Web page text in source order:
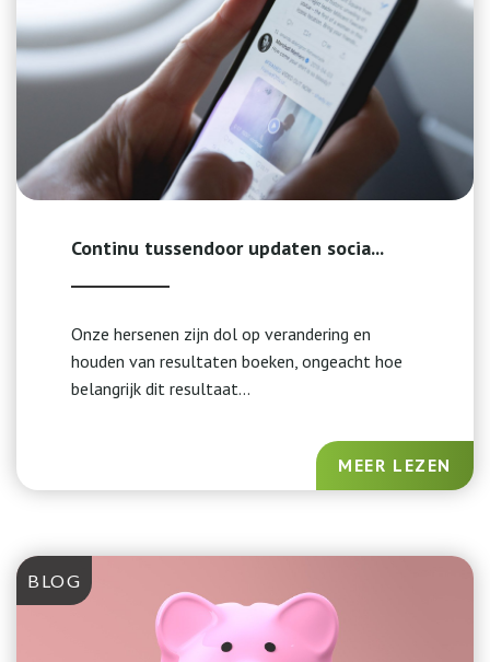
Continu tussendoor updaten socia...
Onze hersenen zijn dol op verandering en
houden van resultaten boeken, ongeacht hoe
belangrijk dit resultaat...
MEER LEZEN
BLOG